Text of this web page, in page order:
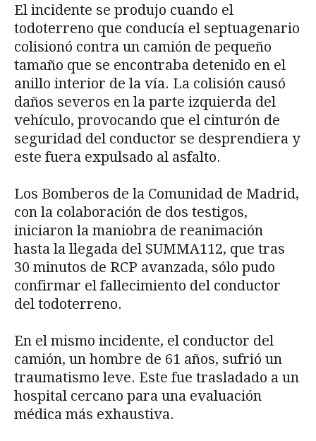
El incidente se produjo cuando el
todoterreno que conducía el septuagenario
colisionó contra un camión de pequeño
tamaño que se encontraba detenido en el
anillo interior de la vía. La colisión causó
daños severos en la parte izquierda del
vehículo, provocando que el cinturón de
seguridad del conductor se desprendiera y
este fuera expulsado al asfalto.
Los Bomberos de la Comunidad de Madrid,
con la colaboración de dos testigos,
iniciaron la maniobra de reanimación
hasta la llegada del SUMMA112, que tras
30 minutos de RCP avanzada, sólo pudo
confirmar el fallecimiento del conductor
del todoterreno.
En el mismo incidente, el conductor del
camión, un hombre de 61 años, sufrió un
traumatismo leve. Este fue trasladado a un
hospital cercano para una evaluación
médica más exhaustiva.